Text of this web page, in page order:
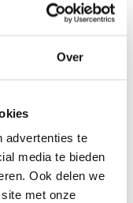
Over
advertenties te
media te bieden
Ook delen we
met onze
Vanaf
Ook tijdens de
in een idyllisch
Héél veel
óók aan onze